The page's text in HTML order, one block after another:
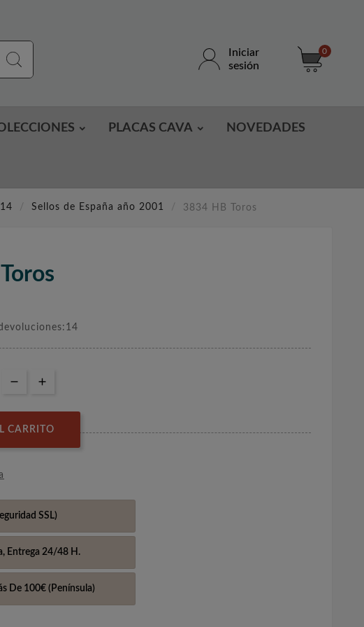
Iniciar
sesión
0
PLACAS CAVA NOVEDADES
Sellos de España año 2001 3834 HB Toros
CARRITO
SSL)
Entrega 24/48 H.
De 100€ (Península)